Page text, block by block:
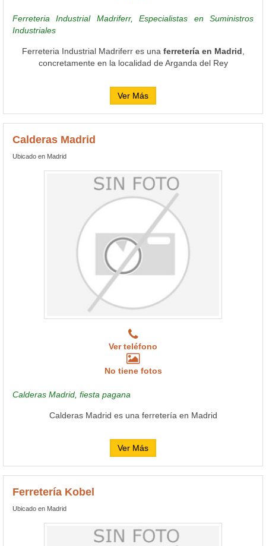
Ferreteria Industrial Madriferr, Especialistas en Suministros
Industriales
Ferreteria Industrial Madriferr es una ferretería en Madrid
concretamente en la localidad de Arganda del Rey
Ver Más
Calderas Madrid
Ubicado en Madrid
Ver teléfono
No tiene fotos
Calderas Madrid, fiesta pagana
Calderas Madrid es una ferretería en Madrid
Ver Más
Ferretería Kobel
Ubicado en Madrid